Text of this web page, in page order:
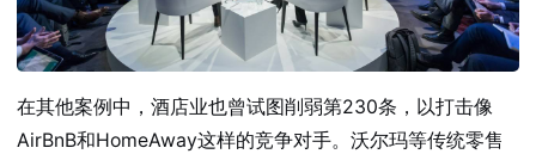
在其他案例中，酒店业也曾试图削弱第230条，以打击像
AirBnB和HomeAway这样的竞争对手。沃尔玛等传统零售